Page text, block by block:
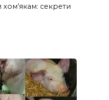
секрети